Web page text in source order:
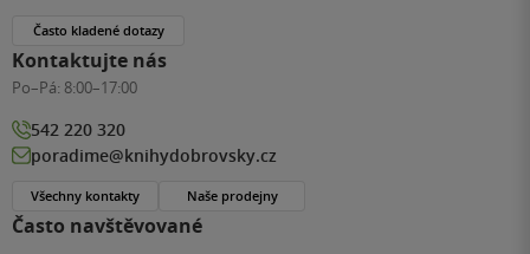
Často navštěvované
Často kladené dotazy
Kontaktujte nás
Po–Pá: 8:00–17:00
542 220 320
poradime@knihydobrovsky.cz
Všechny kontakty Naše prodejny